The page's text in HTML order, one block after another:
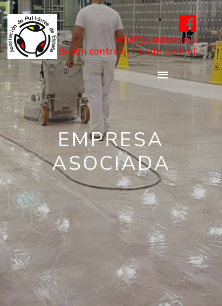
info@pulidores.eu
Buzón contra el fraude laboral
EMPRESA
ASOCIADA